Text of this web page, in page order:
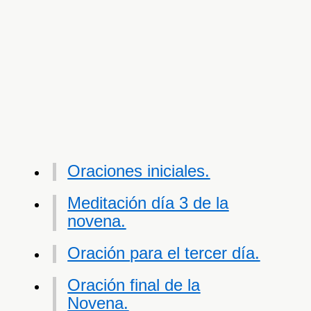
Oraciones iniciales.
Meditación día 3 de la
novena.
Oración para el tercer día.
Oración final de la
Novena.